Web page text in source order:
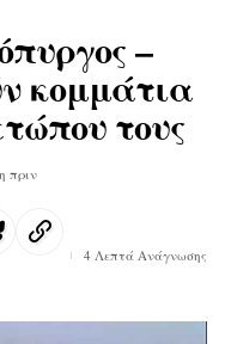
–
κομμάτια
τους
πριν
4 Λεπτά Ανάγνωσης